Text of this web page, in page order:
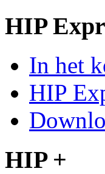
HIP
In het
HIP
HIP +